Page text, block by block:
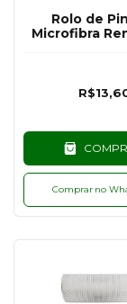
Rolo de
Microfibra
Comprar no